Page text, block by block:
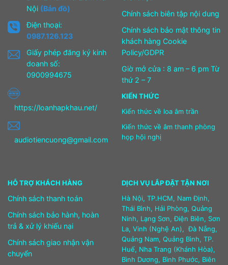
Nội (Bản đồ)
Điện thoại:
0987.126.123
Giấy phép đăng ký kinh
doanh số:
0900994675
https://loanhapkhau.net/
audiotiencuong@gmail.com
Chính sách biên tập nội dung
Chính sách bảo mật thông tin
khách hàng Cookie
Policy/GDPR
Giờ mở cửa : 8 am – 6 pm Từ
thứ 2 – 7
KIẾN THỨC
Kiến thức về loa âm trần
Kiến thức về âm thanh phòng
họp hội nghị
HỖ TRỢ KHÁCH HÀNG
Chính sách thanh toán
Chính sách bảo hành, hoàn
trả & xử lý khiếu nại
Chính sách giao nhận vận
chuyển
DỊCH VỤ LẮP ĐẶT TẬN NƠI
Hà Nội, TP.HCM, Nam Định,
Thái Bình, Hải Phòng, Quảng
Ninh, Lạng Sơn, Điện Biên, Sơn
La, Vinh (Nghệ An), Đà Nẵng,
Quảng Nam, Quảng Bình, TP.
Huế, Nha Trang (Khánh Hòa),
Bình Dương, Bình Phước, Biên